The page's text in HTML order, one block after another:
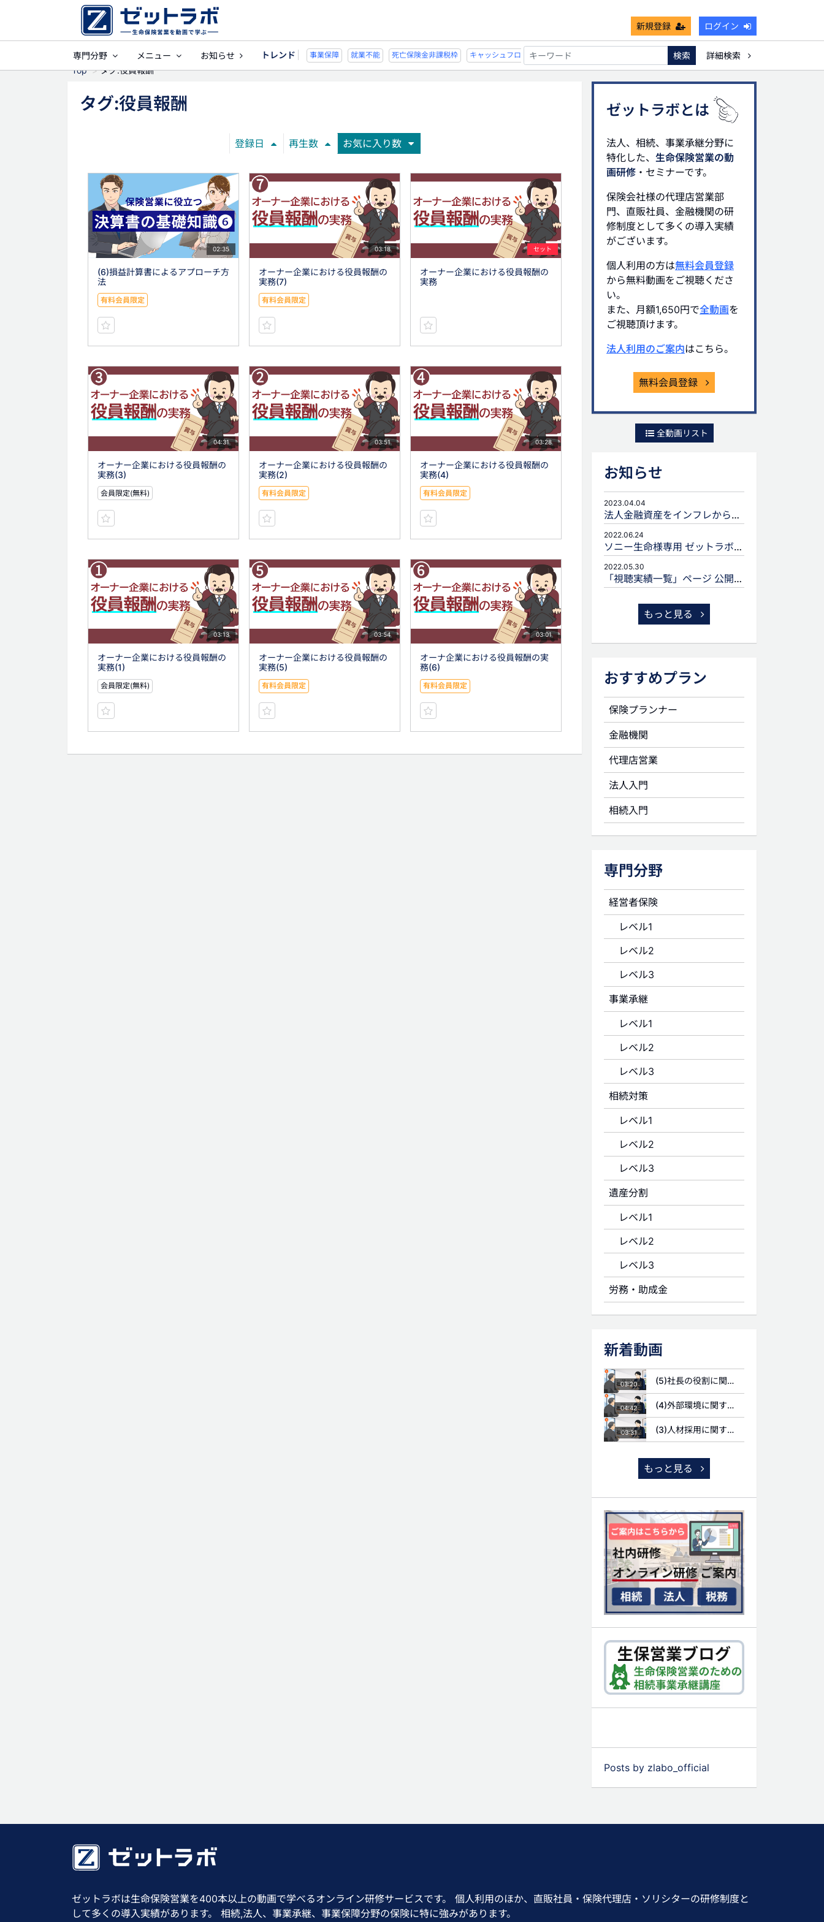
新規登録 ログイン
専門分野 メニュー お知らせ トレンド
事業保障 就業不能 死亡保険金非課税枠 キャッシュフロー 宗教法人 事業保障 就業不能 死亡保険金非課税枠 キャッシュフロー 宗教法人
検索
詳細検索
Top
タグ:役員報酬
タグ:役員報酬
登録日 再生数 お気に入り数
02:35
(6)損益計算書によるアプローチ方
法
有料会員限定
03:18
オーナー企業における役員報酬の
実務(7)
有料会員限定
セット
オーナー企業における役員報酬の
実務
04:31
オーナー企業における役員報酬の
実務(3)
会員限定(無料)
03:51
オーナー企業における役員報酬の
実務(2)
有料会員限定
03:28
オーナー企業における役員報酬の
実務(4)
有料会員限定
03:13
オーナー企業における役員報酬の
実務(1)
会員限定(無料)
03:54
オーナー企業における役員報酬の
実務(5)
有料会員限定
03:01
オーナ企業における役員報酬の実
務(6)
有料会員限定
ゼットラボとは
法人、相続、事業承継分野に
特化した、 生命保険営業の動
画研修 ・セミナーです。
保険会社様の代理店営業部
門、直販社員、金融機関の研
修制度として多くの導入実績
がございます。
個人利用の方は無料会員登録
から無料動画をご視聴くださ
い。
また、月額1,650円で全動画を
ご視聴頂けます。
法人利用のご案内はこちら。
無料会員登録
全動画リスト
お知らせ
2023.04.04
法人金融資産をインフレから守るための生命保険活用
2022.06.24
ソニー生命様専用 ゼットラボforLIFEPLANNERのご案内
2022.05.30
「視聴実績一覧」ページ 公開のお知らせ
もっと見る
おすすめプラン
保険プランナー
金融機関
代理店営業
法人入門
相続入門
専門分野
経営者保険
レベル1
レベル2
レベル3
事業承継
レベル1
レベル2
レベル3
相続対策
レベル1
レベル2
レベル3
遺産分割
レベル1
レベル2
レベル3
労務・助成金
新着動画
03:20 (5)社長の役割に関する質問
04:42 (4)外部環境に関する質問
03:31 (3)人材採用に関する質問
もっと見る
Posts by zlabo_official
ゼットラボは生命保険営業を400本以上の動画で学べるオンライン研修サービスです。 個人利用のほか、直販社員・保険代理店・ソリシターの研修制度と
して多くの導入実績があります。 相続,法人、事業承継、事業保障分野の保険に特に強みがあります。